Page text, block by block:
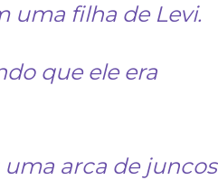
uma filha de Levi.
que ele era
arca de juncos